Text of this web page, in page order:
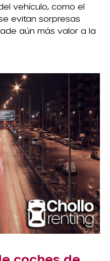
vehículo, como el
evitan sorpresas
aún más valor a la